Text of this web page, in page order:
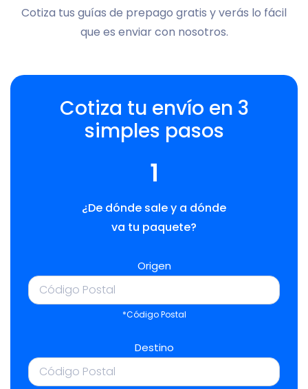
Cotiza tus guías de prepago gratis y verás lo fácil
que es enviar con nosotros.
Cotiza tu envío en 3
simples pasos
1
¿De dónde sale y a dónde
va tu paquete?
Origen
*Código Postal
Destino